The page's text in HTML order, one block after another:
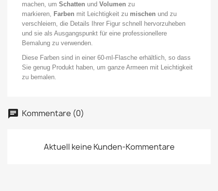
machen, um Schatten und Volumen zu
markieren, Farben mit Leichtigkeit zu mischen und zu
verschleiern, die Details Ihrer Figur schnell hervorzuheben
und sie als Ausgangspunkt für eine professionellere
Bemalung zu verwenden.
Diese Farben sind in einer 60-ml-Flasche erhältlich, so dass
Sie genug Produkt haben, um ganze Armeen mit Leichtigkeit
zu bemalen.
Kommentare (0)
Aktuell keine Kunden-Kommentare